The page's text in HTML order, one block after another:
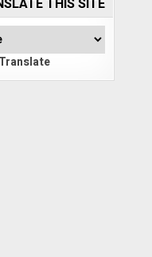
THIS SITE!
Translate